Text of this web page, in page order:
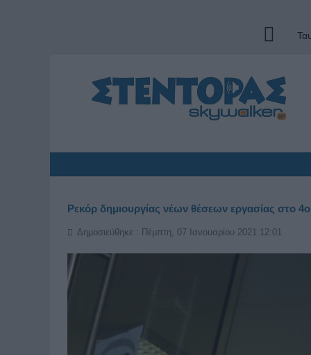
Ρεκόρ δημιουργίας νέων θέσεων εργασίας στο
Δημοσιεύθηκε : Πέμπτη, 07 Ιανουαρίου 2021 12:01